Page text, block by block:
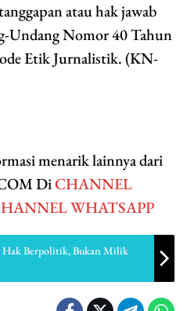
atau hak jawab
Undang Nomor 40 Tahun
Etik Jurnalistik. (KN-
menarik lainnya dari
DiCHANNEL
WHATSAPP
Hak Berpolitik, Bukan Milik